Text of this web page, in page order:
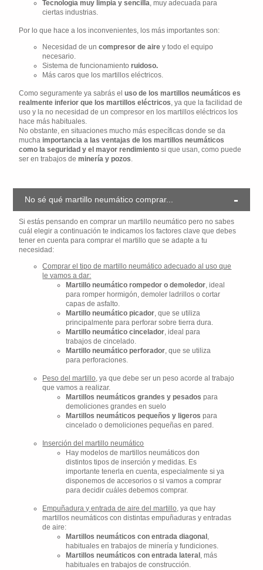
Tecnología muy limpia y sencilla, muy adecuada para
ciertas industrias.
Por lo que hace a los inconvenientes, los más importantes son:
Necesidad de uncompresor de aire y todo el equipo
necesario.
Sistema de funcionamientoruidoso.
Más caros que los martillos eléctricos.
Como seguramente ya sabrás eluso de los martillos neumáticos es
realmente inferior que los martillos eléctricos, ya que la facilidad de
uso y la no necesidad de un compresor en los martillos eléctricos los
hace más habituales.
No obstante, en situaciones mucho más específicas donde se da
mucha importancia a las ventajas de los martillos neumáticos
como la seguridad y el mayor rendimiento si que usan, como puede
ser en trabajos deminería y pozos.
No sé qué martillo neumático comprar...
Si estás pensando en comprar un martillo neumático pero no sabes
cuál elegir a continuación te indicamos los factores clave que debes
tener en cuenta para comprar el martillo que se adapte a tu
necesidad:
Comprar el tipo de martillo neumático adecuado al uso que
le vamos a dar:
Martillo neumático rompedor o demoledor, ideal
para romper hormigón, demoler ladrillos o cortar
capas de asfalto.
Martillo neumático picador, que se utiliza
principalmente para perforar sobre tierra dura.
Martillo neumático cincelador, ideal para
trabajos de cincelado.
Martillo neumático perforador, que se utiliza
para perforaciones.
Peso del martillo, ya que debe ser un peso acorde al trabajo
que vamos a realizar.
Martillos neumáticos grandes y pesados para
demoliciones grandes en suelo
Martillos neumáticos pequeños y ligeros para
cincelado o demoliciones pequeñas en pared.
Inserción del martillo neumático
Hay modelos de martillos neumáticos don
distintos tipos de inserción y medidas. Es
importante tenerla en cuenta, especialmente si ya
disponemos de accesorios o si vamos a comprar
para decidir cuáles debemos comprar.
Empuñadura y entrada de aire del martillo, ya que hay
martillos neumáticos con distintas empuñaduras y entradas
de aire:
Martillos neumáticos con entrada diagonal ,
habituales en trabajos de minería y fundiciones.
Martillos neumáticos con entrada lateral , más
habituales en trabajos de construcción.